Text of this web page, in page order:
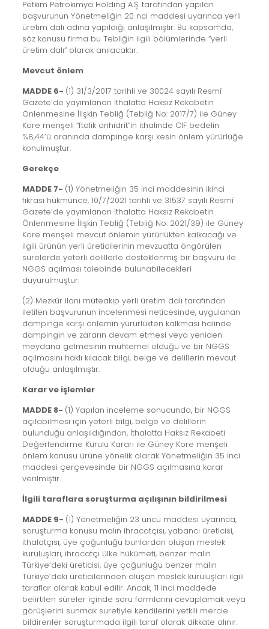
Petkim Petrokimya Holding A.Ş. tarafından yapılan
başvurunun Yönetmeliğin 20 nci maddesi uyarınca yerli
üretim dalı adına yapıldığı anlaşılmıştır. Bu kapsamda,
söz konusu firma bu Tebliğin ilgili bölümlerinde “yerli
üretim dalı” olarak anılacaktır.
Mevcut önlem
MADDE 6- (1) 31/3/2017 tarihli ve 30024 sayılı Resmî
Gazete’de yayımlanan İthalatta Haksız Rekabetin
Önlenmesine İlişkin Tebliğ (Tebliğ No: 2017/7) ile Güney
Kore menşeli “ftalik anhidrit”in ithalinde CIF bedelin
%8,44’ü oranında dampinge karşı kesin önlem yürürlüğe
konulmuştur.
Gerekçe
MADDE 7- (1) Yönetmeliğin 35 inci maddesinin ikinci
fıkrası hükmünce, 10/7/2021 tarihli ve 31537 sayılı Resmî
Gazete’de yayımlanan İthalatta Haksız Rekabetin
Önlenmesine İlişkin Tebliğ (Tebliğ No: 2021/39) ile Güney
Kore menşeli mevcut önlemin yürürlükten kalkacağı ve
ilgili ürünün yerli üreticilerinin mevzuatta öngörülen
sürelerde yeterli delillerle desteklenmiş bir başvuru ile
NGGS açılması talebinde bulunabilecekleri
duyurulmuştur.
(2) Mezkûr ilanı müteakip yerli üretim dalı tarafından
iletilen başvurunun incelenmesi neticesinde, uygulanan
dampinge karşı önlemin yürürlükten kalkması halinde
dampingin ve zararın devam etmesi veya yeniden
meydana gelmesinin muhtemel olduğu ve bir NGGS
açılmasını haklı kılacak bilgi, belge ve delillerin mevcut
olduğu anlaşılmıştır.
Karar ve işlemler
MADDE 8- (1) Yapılan inceleme sonucunda, bir NGGS
açılabilmesi için yeterli bilgi, belge ve delillerin
bulunduğu anlaşıldığından, İthalatta Haksız Rekabeti
Değerlendirme Kurulu Kararı ile Güney Kore menşeli
önlem konusu ürüne yönelik olarak Yönetmeliğin 35 inci
maddesi çerçevesinde bir NGGS açılmasına karar
verilmiştir.
İlgili taraflara soruşturma açılışının bildirilmesi
MADDE 9- (1) Yönetmeliğin 23 üncü maddesi uyarınca,
soruşturma konusu malın ihracatçısı, yabancı üreticisi,
ithalatçısı, üye çoğunluğu bunlardan oluşan meslek
kuruluşları, ihracatçı ülke hükümeti, benzer malın
Türkiye’deki üreticisi, üye çoğunluğu benzer malın
Türkiye’deki üreticilerinden oluşan meslek kuruluşları ilgili
taraflar olarak kabul edilir. Ancak, 11 inci maddede
belirtilen süreler içinde soru formlarını cevaplamak veya
görüşlerini sunmak suretiyle kendilerini yetkili mercie
bildirenler soruşturmada ilgili taraf olarak dikkate alınır.